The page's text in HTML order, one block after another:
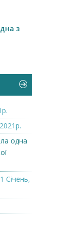
з
одна
Січень,